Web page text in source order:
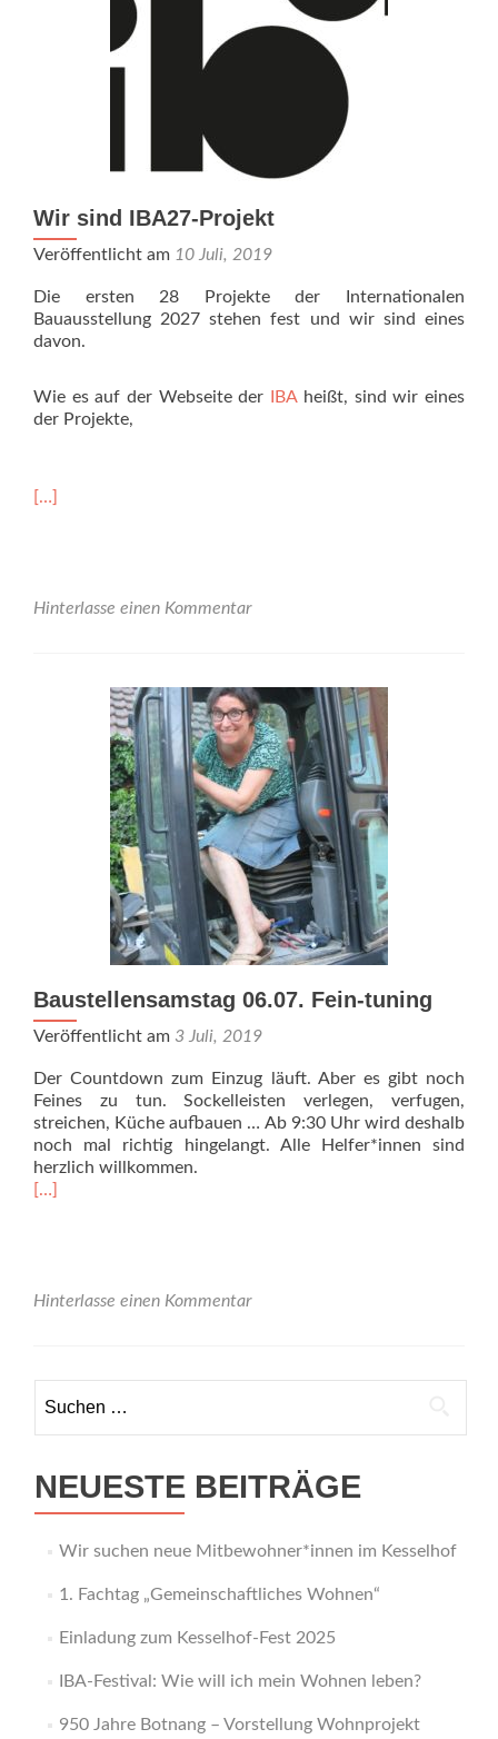
Wir sind IBA27-Projekt
Veröffentlicht am 10 Juli, 2019
Die ersten 28 Projekte der Internationalen
Bauausstellung 2027 stehen fest und wir sind eines
davon.
Wie es auf der Webseite der IBAheißt, sind wir eines
der Projekte,
Read
IBA27-
[…]
Hinterlasse einen Kommentar
Baustellensamstag 06.07. Fein-tuning
Veröffentlicht am 3 Juli, 2019
Der Countdown zum Einzug läuft. Aber es gibt noch
Feines zu tun. Sockelleisten verlegen, verfugen,
streichen, Küche aufbauen … Ab 9:30 Uhr wird deshalb
noch mal richtig hingelangt. Alle Helfer*innen sind
herzlich willkommen.
Read
Fein-
[…]
Hinterlasse einen Kommentar
nach:
NEUESTE BEITRÄGE
Wir suchen neue Mitbewohner*innen im Kesselhof
1. Fachtag „Gemeinschaftliches Wohnen“
Einladung zum Kesselhof-Fest 2025
IBA-Festival: Wie will ich mein Wohnen leben?
950 Jahre Botnang – Vorstellung Wohnprojekt